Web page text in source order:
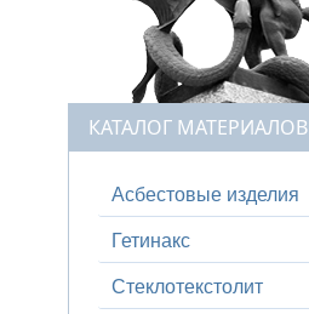
КАТАЛОГ МАТЕРИАЛОВ
Асбестовые изделия
Гетинакс
Стеклотекстолит